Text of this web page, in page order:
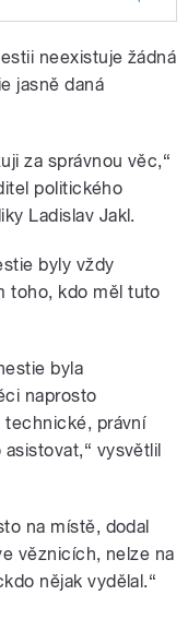
neexistuje žádná
jasně daná
za správnou věc,“
politického
Ladislav Jakl.
byly vždy
toho, kdo měl tuto
byla
naprosto
technické, právní
vysvětlil
na místě, dodal
věznicích, nelze na
nějak vydělal.“